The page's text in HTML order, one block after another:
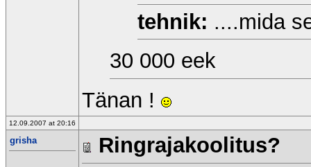
tehnik: ....mida
30 000 eek
Tänan !
12.09.2007 at 20:16
grisha
Ringrajakoolitus?